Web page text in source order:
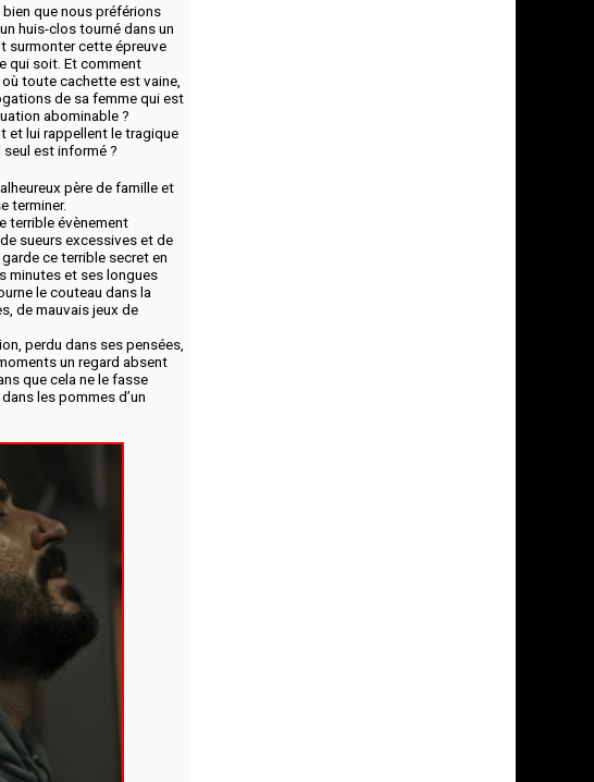
que nous préférions
huis-clos tourné dans un
surmonter cette épreuve
qui soit. Et comment
toute cachette est vaine,
de sa femme qui est
abominable ?
et lui rappellent le tragique
est informé ?
père de famille et
terminer.
terrible évènement
sueurs excessives et de
ce terrible secret en
minutes et ses longues
le couteau dans la
de mauvais jeux de
perdu dans ses pensées,
un regard absent
que cela ne le fasse
les pommes d’un